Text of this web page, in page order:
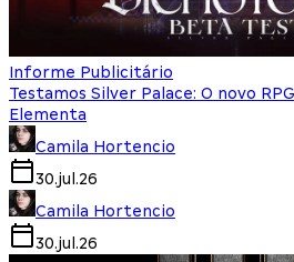
Informe Publicitário
Testamos Silver Palace: O novo
Elementa
Camila Hortencio
30.jul.26
Camila Hortencio
30.jul.26